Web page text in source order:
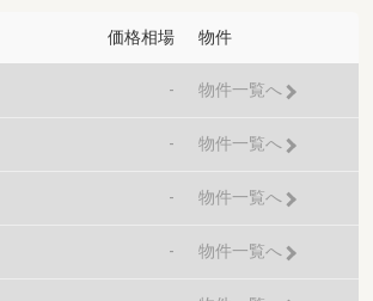
価格相場 物件
- 物件一覧へ
- 物件一覧へ
- 物件一覧へ
- 物件一覧へ